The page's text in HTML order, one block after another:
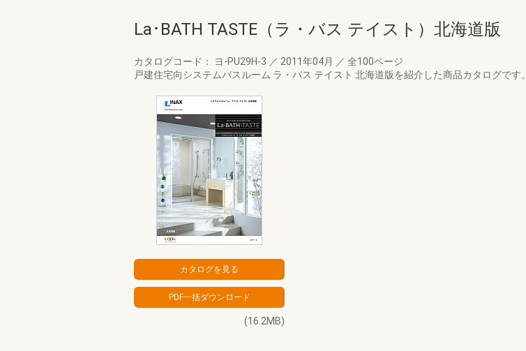
La･BATH TASTE（ラ・バス テイスト）北海道版
カタログコード： ヨ-PU29H-3 ／ 2011年04月 ／ 全100ページ
戸建住宅向システムバスルーム ラ・バス テイスト 北海道版を紹介した商品カタログです。
(16.2MB)